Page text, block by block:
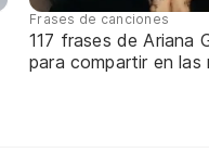
Frases de canciones
117 frases de Ariana
para compartir en las